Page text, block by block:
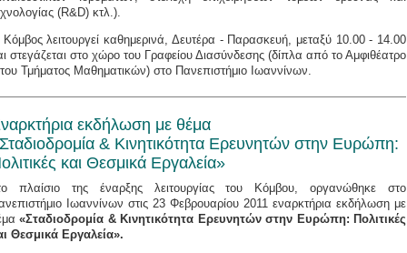
(R&D) κτλ.).
λειτουργεί καθημερινά, Δευτέρα - Παρασκευή, μεταξύ 10.00 - 14.00
στεγάζεται στο χώρο του Γραφείου Διασύνδεσης (δίπλα από το Αμφιθέατρο
Τμήματος Μαθηματικών) στο Πανεπιστήμιο Ιωαννίνων.
εκδήλωση με θέμα
& Κινητικότητα Ερευνητών στην Ευρώπη:
και Θεσμικά Εργαλεία»
πλαίσιο της έναρξης λειτουργίας του Κόμβου, οργανώθηκε στο
Ιωαννίνων στις 23 Φεβρουαρίου 2011 εναρκτήρια εκδήλωση με
«Σταδιοδρομία & Κινητικότητα Ερευνητών στην Ευρώπη: Πολιτικές
Θεσμικά Εργαλεία».